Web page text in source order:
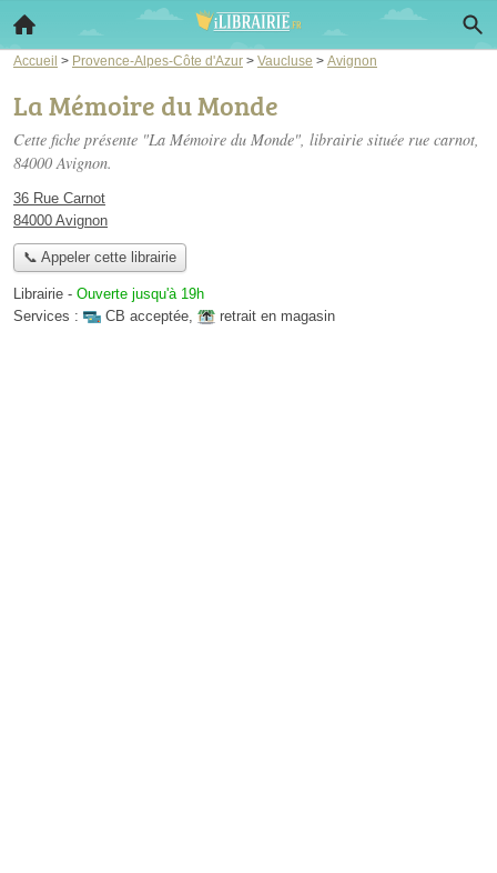
Accueil > Provence-Alpes-Côte d'Azur > Vaucluse > Avignon
La Mémoire du Monde
Cette fiche présente "La Mémoire du Monde", librairie située rue carnot,
84000 Avignon.
36 Rue Carnot
84000 Avignon
📞 Appeler cette librairie
Librairie - Ouverte jusqu'à 19h
Services :
CB acceptée, retrait en magasin